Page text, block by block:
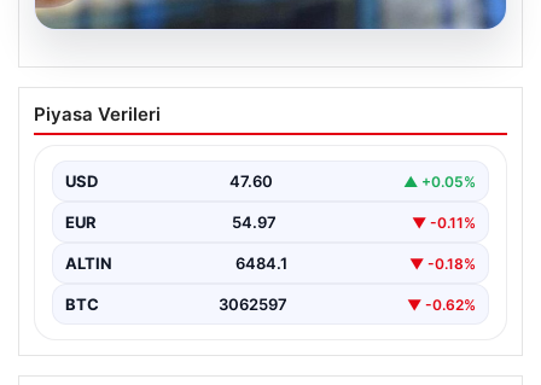
05.08.2026
Altın fiyatları canlı 8 Nisan 2026: Altın
fiyatları ne kadar oldu? Gram, çeyrek,
fiyatları
Piyasa Verileri
USD 47.60 ▲ +0.05%
EUR 54.97 ▼ -0.11%
ALTIN 6484.1 ▼ -0.18%
BTC 3062597 ▼ -0.62%